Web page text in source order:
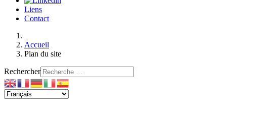
Liens
Contact
Accueil
Plan du site
Rechercher